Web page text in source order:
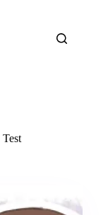
Test